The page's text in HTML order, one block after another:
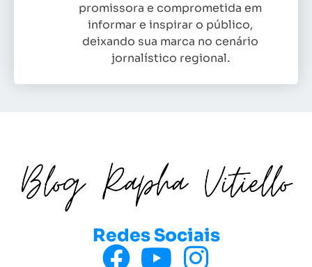
promissora e comprometida em
informar e inspirar o público,
deixando sua marca no cenário
jornalístico regional.
Redes Sociais